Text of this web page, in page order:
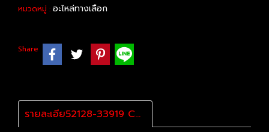
หมวดหมู่ : อะไหล่ทางเลือก
Share
รายละเอีย52128-33919 COVER, FR BUMPER HOLE, LH L/PAดสินค้า